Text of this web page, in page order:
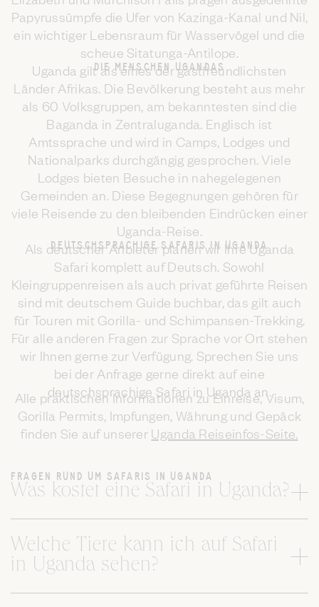
Papyrussümpfe die Ufer von Kazinga-Kanal und Nil,
ein wichtiger Lebensraum für Wasservögel und die
scheue Sitatunga-Antilope.
DIE MENSCHEN UGANDAS
Uganda gilt als eines der gastfreundlichsten
Länder Afrikas. Die Bevölkerung besteht aus mehr
als 60 Volksgruppen, am bekanntesten sind die
Baganda in Zentraluganda. Englisch ist
Amtssprache und wird in Camps, Lodges und
Nationalparks durchgängig gesprochen. Viele
Lodges bieten Besuche in nahegelegenen
Gemeinden an. Diese Begegnungen gehören für
viele Reisende zu den bleibenden Eindrücken einer
Uganda-Reise.
DEUTSCHSPRACHIGE SAFARIS IN UGANDA
Als deutscher Anbieter planen wir Ihre Uganda
Safari komplett auf Deutsch. Sowohl
Kleingruppenreisen als auch privat geführte Reisen
sind mit deutschem Guide buchbar, das gilt auch
für Touren mit Gorilla- und Schimpansen-Trekking.
Für alle anderen Fragen zur Sprache vor Ort stehen
wir Ihnen gerne zur Verfügung. Sprechen Sie uns
bei der Anfrage gerne direkt auf eine
deutschsprachige Safari in Uganda an.
Alle praktischen Informationen zu Einreise, Visum,
Gorilla Permits, Impfungen, Währung und Gepäck
finden Sie auf unserer Uganda Reiseinfos-Seite.
FRAGEN RUND UM SAFARIS IN UGANDA
Was kostet eine Safari in Uganda?
Welche Tiere kann ich auf Safari
in Uganda sehen?